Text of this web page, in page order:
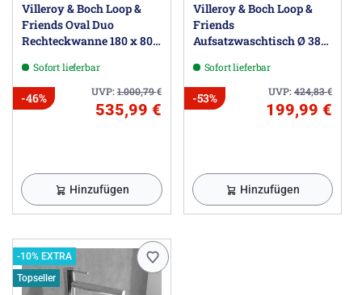
Villeroy & Boch Loop &
Friends Oval Duo
Rechteckwanne 180 x 80
Sofort lieferbar
UVP:1.000,79€
-46%
535,99 €
Hinzufügen
Villeroy & Boch Loop &
Friends
Aufsatzwaschtisch Ø 38
Sofort lieferbar
UVP:424,83€
-53%
199,99 €
Hinzufügen
-10% EXTRA
Topseller